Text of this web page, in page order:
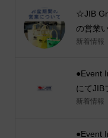
☆JIB
の営業
新着情報
●Event
にてJIB
新着情報
●Event